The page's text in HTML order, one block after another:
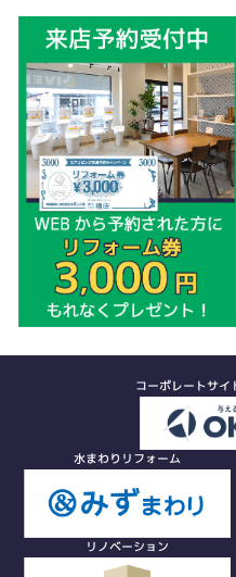
コーポレートサイ
水まわりリフォーム
リノベーション